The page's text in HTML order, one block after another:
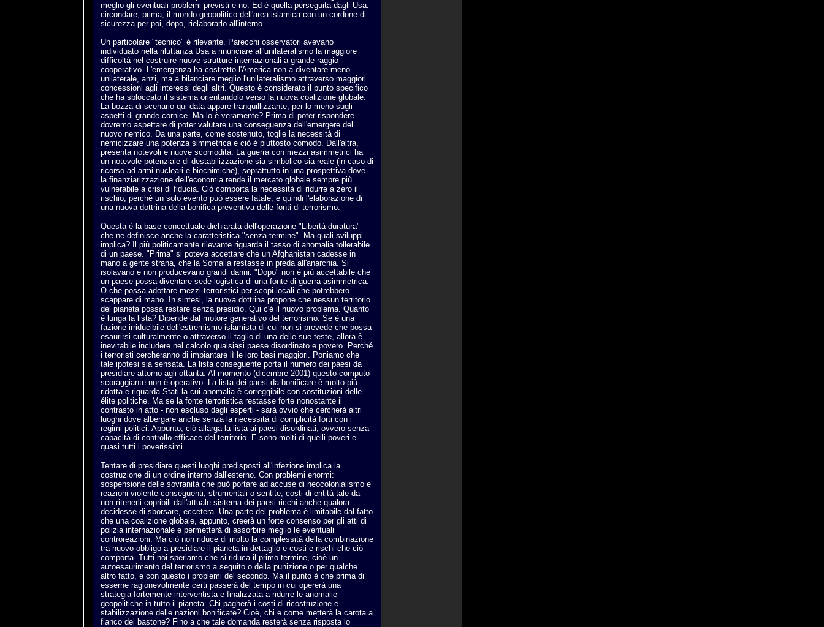
meglio gli eventuali problemi previsti e no. Ed è quella perseguita dagli Usa:
circondare, prima, il mondo geopolitico dell'area islamica con un cordone di
sicurezza per poi, dopo, rielaborarlo all'interno.
Un particolare "tecnico" è rilevante. Parecchi osservatori avevano
individuato nella riluttanza Usa a rinunciare all'unilateralismo la maggiore
difficoltà nel costruire nuove strutture internazionali a grande raggio
cooperativo. L'emergenza ha costretto l'America non a diventare meno
unilaterale, anzi, ma a bilanciare meglio l'unilateralismo attraverso maggiori
concessioni agli interessi degli altri. Questo è considerato il punto specifico
che ha sbloccato il sistema orientandolo verso la nuova coalizione globale.
La bozza di scenario qui data appare tranquillizzante, per lo meno sugli
aspetti di grande cornice. Ma lo è veramente? Prima di poter rispondere
dovremo aspettare di poter valutare una conseguenza dell'emergere del
nuovo nemico. Da una parte, come sostenuto, toglie la necessità di
nemicizzare una potenza simmetrica e ciò è piuttosto comodo. Dall'altra,
presenta notevoli e nuove scomodità. La guerra con mezzi asimmetrici ha
un notevole potenziale di destabilizzazione sia simbolico sia reale (in caso di
ricorso ad armi nucleari e biochimiche), soprattutto in una prospettiva dove
la finanziarizzazione dell'economia rende il mercato globale sempre più
vulnerabile a crisi di fiducia. Ciò comporta la necessità di ridurre a zero il
rischio, perché un solo evento può essere fatale, e quindi l'elaborazione di
una nuova dottrina della bonifica preventiva delle fonti di terrorismo.
Questa è la base concettuale dichiarata dell'operazione "Libertà duratura"
che ne definisce anche la caratteristica "senza termine". Ma quali sviluppi
implica? Il più politicamente rilevante riguarda il tasso di anomalia tollerabile
di un paese. "Prima" si poteva accettare che un Afghanistan cadesse in
mano a gente strana, che la Somalia restasse in preda all'anarchia. Si
isolavano e non producevano grandi danni. "Dopo" non è più accettabile che
un paese possa diventare sede logistica di una fonte di guerra asimmetrica.
O che possa adottare mezzi terroristici per scopi locali che potrebbero
scappare di mano. In sintesi, la nuova dottrina propone che nessun territorio
del pianeta possa restare senza presidio. Qui c'è il nuovo problema. Quanto
è lunga la lista? Dipende dal motore generativo del terrorismo. Se è una
fazione irriducibile dell'estremismo islamista di cui non si prevede che possa
esaurirsi culturalmente o attraverso il taglio di una delle sue teste, allora è
inevitabile includere nel calcolo qualsiasi paese disordinato e povero. Perché
i terroristi cercheranno di impiantare lì le loro basi maggiori. Poniamo che
tale ipotesi sia sensata. La lista conseguente porta il numero dei paesi da
presidiare attorno agli ottanta. Al momento (dicembre 2001) questo computo
scoraggiante non è operativo. La lista dei paesi da bonificare è molto più
ridotta e riguarda Stati la cui anomalia è correggibile con sostituzioni delle
élite politiche. Ma se la fonte terroristica restasse forte nonostante il
contrasto in atto - non escluso dagli esperti - sarà ovvio che cercherà altri
luoghi dove albergare anche senza la necessità di complicità forti con i
regimi politici. Appunto, ciò allarga la lista ai paesi disordinati, ovvero senza
capacità di controllo efficace del territorio. E sono molti di quelli poveri e
quasi tutti i poverissimi.
Tentare di presidiare questi luoghi predisposti all'infezione implica la
costruzione di un ordine interno dall'esterno. Con problemi enormi:
sospensione delle sovranità che può portare ad accuse di neocolonialismo e
reazioni violente conseguenti, strumentali o sentite; costi di entità tale da
non ritenerli copribili dall'attuale sistema dei paesi ricchi anche qualora
decidesse di sborsare, eccetera. Una parte del problema è limitabile dal fatto
che una coalizione globale, appunto, creerà un forte consenso per gli atti di
polizia internazionale e permetterà di assorbire meglio le eventuali
controreazioni. Ma ciò non riduce di molto la complessità della combinazione
tra nuovo obbligo a presidiare il pianeta in dettaglio e costi e rischi che ciò
comporta. Tutti noi speriamo che si riduca il primo termine, cioè un
autoesaurimento del terrorismo a seguito o della punizione o per qualche
altro fatto, e con questo i problemi del secondo. Ma il punto è che prima di
esserne ragionevolmente certi passerà del tempo in cui opererà una
strategia fortemente interventista e finalizzata a ridurre le anomalie
geopolitiche in tutto il pianeta. Chi pagherà i costi di ricostruzione e
stabilizzazione delle nazioni bonificate? Cioè, chi e come metterà la carota a
fianco del bastone? Fino a che tale domanda resterà senza risposta lo